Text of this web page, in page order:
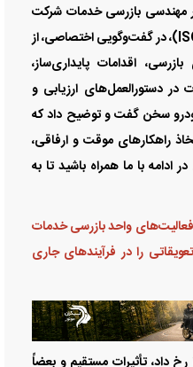
مهندسی بازرسی خدمات شرکت
بازرسی کیفیت و استاندارد ایران (ISQI)، در گفت‌وگویی اختصاصی، از
اقدامات پایداری‌ساز،
در دستورالعمل‌های ارزیابی و
سخن گفت و توضیح داد که
راهکار‌های موقت و ارفاقی،
با ما همراه باشید تا به
فعالیت‌های واحد بازرسی خدمات
را در فرآیند‌های جاری